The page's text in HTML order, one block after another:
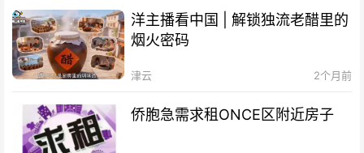
洋主播看中国 | 解锁独流老醋里的
烟火密码
津云 2个月前
侨胞急需求租ONCE区附近房子